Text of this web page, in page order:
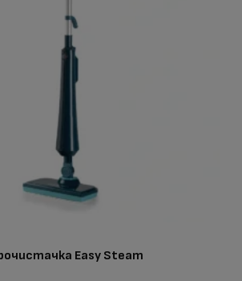
Easy Steam